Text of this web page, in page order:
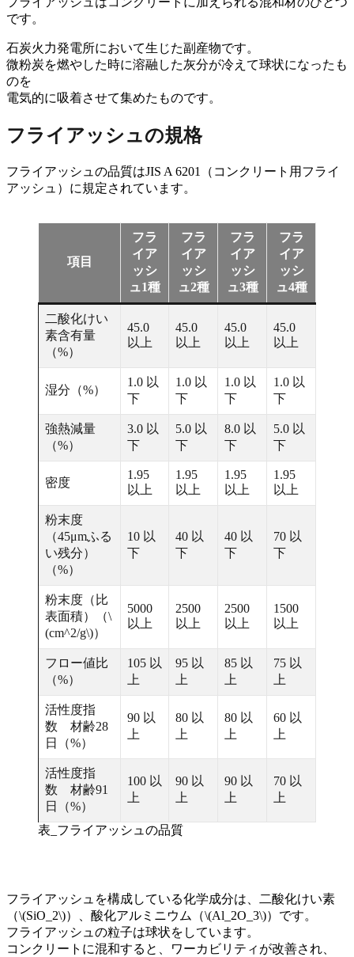
です。
石炭火力発電所において生じた副産物です。
微粉炭を燃やした時に溶融した灰分が冷えて球状になったも
のを
電気的に吸着させて集めたものです。
フライアッシュの規格
フライアッシュの品質はJIS A 6201（コンクリート用フライ
アッシュ）に規定されています。
項目
フラ
イア
ッシ
ュ1種
フラ
イア
ッシ
ュ2種
フラ
イア
ッシ
ュ3種
フラ
イア
ッシ
ュ4種
二酸化けい
素含有量
（%）
45.0
以上
45.0
以上
45.0
以上
45.0
以上
湿分（%）
1.0 以
下
1.0 以
下
1.0 以
下
1.0 以
下
強熱減量
（%）
3.0 以
下
5.0 以
下
8.0 以
下
5.0 以
下
密度
1.95
以上
1.95
以上
1.95
以上
1.95
以上
粉末度
（45μmふる
い残分）
（%）
10 以
下
40 以
下
40 以
下
70 以
下
粉末度（比
表面積）（\
(cm^2/g\)）
5000
以上
2500
以上
2500
以上
1500
以上
フロー値比
（%）
105 以
上
95 以
上
85 以
上
75 以
上
活性度指
数 材齢28
日（%）
90 以
上
80 以
上
80 以
上
60 以
上
活性度指
数 材齢91
日（%）
100 以
上
90 以
上
90 以
上
70 以
上
表_フライアッシュの品質
フライアッシュを構成している化学成分は、二酸化けい素
（\(SiO_2\)）、酸化アルミニウム（\(Al_2O_3\)）です。
フライアッシュの粒子は球状をしています。
コンクリートに混和すると、ワーカビリティが改善され、